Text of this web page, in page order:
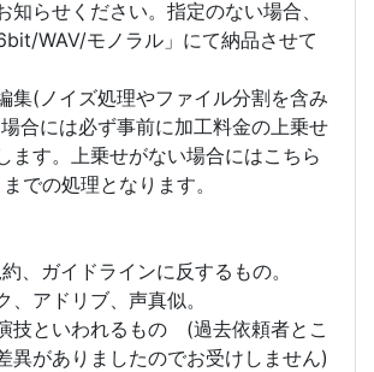
知らせください。指定のない場合、
WAV/モノラル」にて納品させて
集(ノイズ処理やファイル分割を含み
合には必ず事前に加工料金の上乗せ
ます。上乗せがない場合にはこちら
での処理となります。
約、ガイドラインに反するもの。
、アドリブ、声真似。
技といわれるもの (過去依頼者とこ
異がありましたのでお受けしません)